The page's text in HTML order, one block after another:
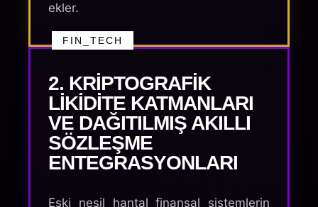
ekler.
FIN_TECH
2. KRIPTOGRAFIK
LIKIDITE KATMANLARI
VE DAĞITILMIŞ AKILLI
SÖZLEŞME
ENTEGRASYONLARI
Eski nesil hantal finansal sistemlerin